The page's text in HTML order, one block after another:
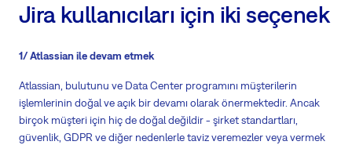
Jira kullanıcıları için iki seçenek
1/ Atlassian ile devam etmek
Atlassian, bulutunu ve Data Center programını müşterilerin
işlemlerinin doğal ve açık bir devamı olarak önermektedir. Ancak
birçok müşteri için hiç de doğal değildir - şirket standartları,
güvenlik, GDPR ve diğer nedenlerle taviz veremezler veya vermek